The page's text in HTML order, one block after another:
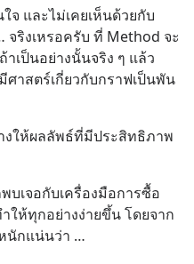
จ และไม่เคยเห็นด้วยกับ
ริงเหรอครับ ที่ Method จะ
เป็นอย่างนั้นจริง ๆ แล้ว
าสตร์เกี่ยวกับกราฟเป็นพัน
งให้ผลลัพธ์ที่มีประสิทธิภาพ
เจอกับเครื่องมือการซื้อ
ห้ทุกอย่างง่ายขึ้น โดยจาก
นักแน่นว่า …